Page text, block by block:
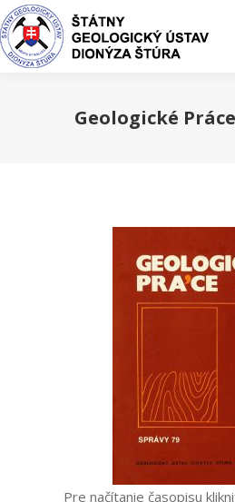
Geologické
Pre načítanie časopisu